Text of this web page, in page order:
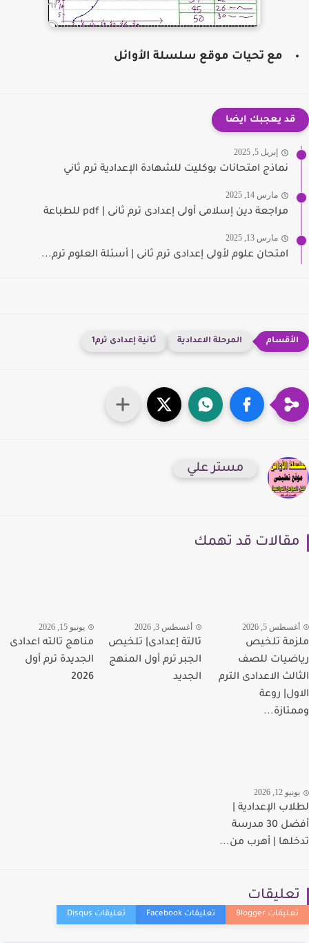
مع تحيات موقع سلسلة الأوائل
قد يعجبك ايضا
إبريل 5, 2025
نماذج امتحانات بوكليت للشهادة الإعدادية ترم ثاني
مارس 14, 2025
مراجعة دين إسلامى أولى إعدادى ترم ثانى | pdf للطباعة
مارس 13, 2025
امتحان علوم لأولى إعدادى ترم ثانى | أسئلة العلوم ترم...
المرحلة الاعدادية ثانية إعدادى ترم1
مستر علي
قد تهمك
5, 2026
تلخيص
للصف
الاعدادى الترم
روعة
أغسطس 3, 2026
تالتة إعدادى| تلخيص
الجبر ترم أول المنهج
الجديد
يونيو 15, 2026
مناهج تالته اعدادى
الجديدة ترم أول
2026
12, 2026
الإعدادية |
أفضل 30 مدرسة
| أهرب من...